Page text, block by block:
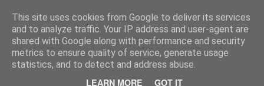
This site uses cookies from Google to deliver its services
and to analyze traffic. Your IP address and user-agent are
shared with Google along with performance and security
metrics to ensure quality of service, generate usage
statistics, and to detect and address abuse.
LEARN MORE GOT IT
Styloblog Stylo is secretariaat en tekstredactie Ytzen Lont
Pages